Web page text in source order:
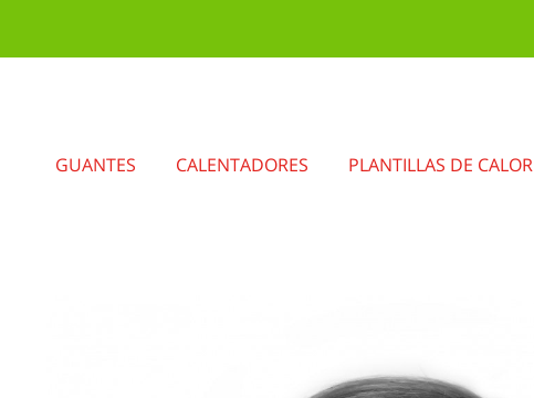
GUANTES CALENTADORES PLANTILLAS DE CALOR